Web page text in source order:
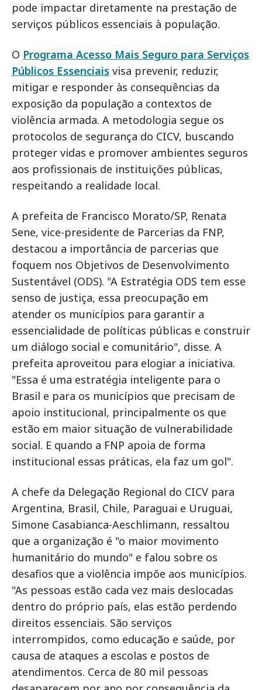
pode impactar diretamente na prestação de
serviços públicos essenciais à população.
O Programa Acesso Mais Seguro para Serviços
Públicos Essenciais visa prevenir, reduzir,
mitigar e responder às consequências da
exposição da população a contextos de
violência armada. A metodologia segue os
protocolos de segurança do CICV, buscando
proteger vidas e promover ambientes seguros
aos profissionais de instituições públicas,
respeitando a realidade local.
A prefeita de Francisco Morato/SP, Renata
Sene, vice-presidente de Parcerias da FNP,
destacou a importância de parcerias que
foquem nos Objetivos de Desenvolvimento
Sustentável (ODS). "A Estratégia ODS tem esse
senso de justiça, essa preocupação em
atender os municípios para garantir a
essencialidade de políticas públicas e construir
um diálogo social e comunitário", disse. A
prefeita aproveitou para elogiar a iniciativa.
"Essa é uma estratégia inteligente para o
Brasil e para os municípios que precisam de
apoio institucional, principalmente os que
estão em maior situação de vulnerabilidade
social. E quando a FNP apoia de forma
institucional essas práticas, ela faz um gol".
A chefe da Delegação Regional do CICV para
Argentina, Brasil, Chile, Paraguai e Uruguai,
Simone Casabianca-Aeschlimann, ressaltou
que a organização é "o maior movimento
humanitário do mundo" e falou sobre os
desafios que a violência impõe aos municípios.
"As pessoas estão cada vez mais deslocadas
dentro do próprio país, elas estão perdendo
direitos essenciais. São serviços
interrompidos, como educação e saúde, por
causa de ataques a escolas e postos de
atendimentos. Cerca de 80 mil pessoas